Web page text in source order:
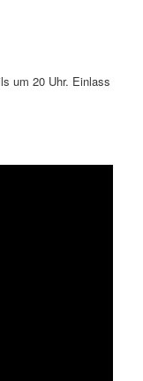
um 20 Uhr. Einlass